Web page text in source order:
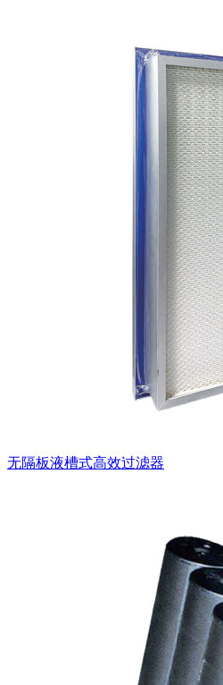
无隔板液槽式高效过滤器